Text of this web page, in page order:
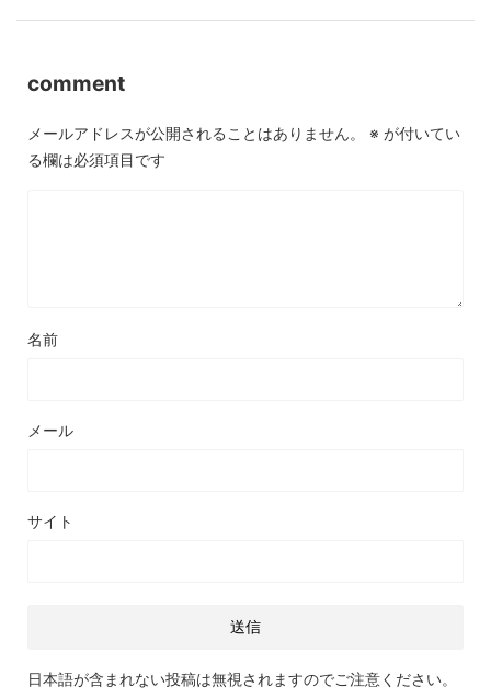
comment
メールアドレスが公開されることはありません。 ※ が付いてい
る欄は必須項目です
名前
メール
サイト
日本語が含まれない投稿は無視されますのでご注意ください。